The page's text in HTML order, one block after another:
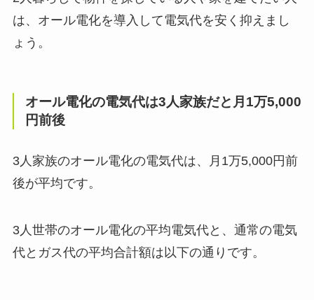
は、オール電化を導入して電気代を安く抑えまし
ょう。
オール電化の電気代は3人家族だと月1万5,000
円前後
3人家族のオール電化の電気代は、月1万5,000円前
後が平均です。
3人世帯のオール電化の平均電気代と、通常の電気
代とガス代の平均合計額は以下の通りです。